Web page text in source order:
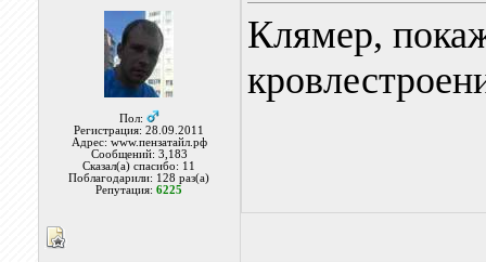
Пол:
Регистрация: 28.09.2011
Адрес: www.пензатайл.рф
Сообщений: 3,183
Сказал(а) спасибо: 11
Поблагодарили: 128 раз(а)
Репутация:6225
Клямер,